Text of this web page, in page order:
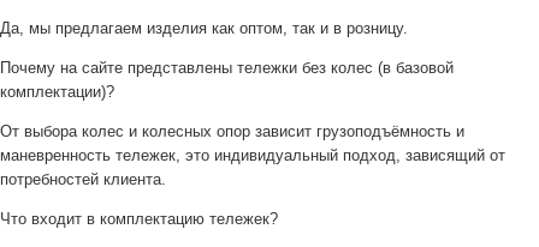
Да, мы предлагаем изделия как оптом, так и в розницу.
Почему на сайте представлены тележки без колес (в базовой
комплектации)?
От выбора колес и колесных опор зависит грузоподъёмность и
маневренность тележек, это индивидуальный подход, зависящий от
потребностей клиента.
Что входит в комплектацию тележек?